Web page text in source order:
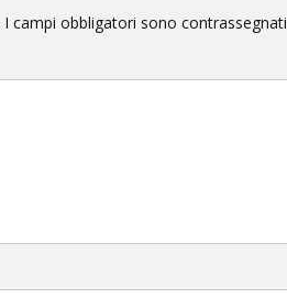
I campi obbligatori sono contrassegnati